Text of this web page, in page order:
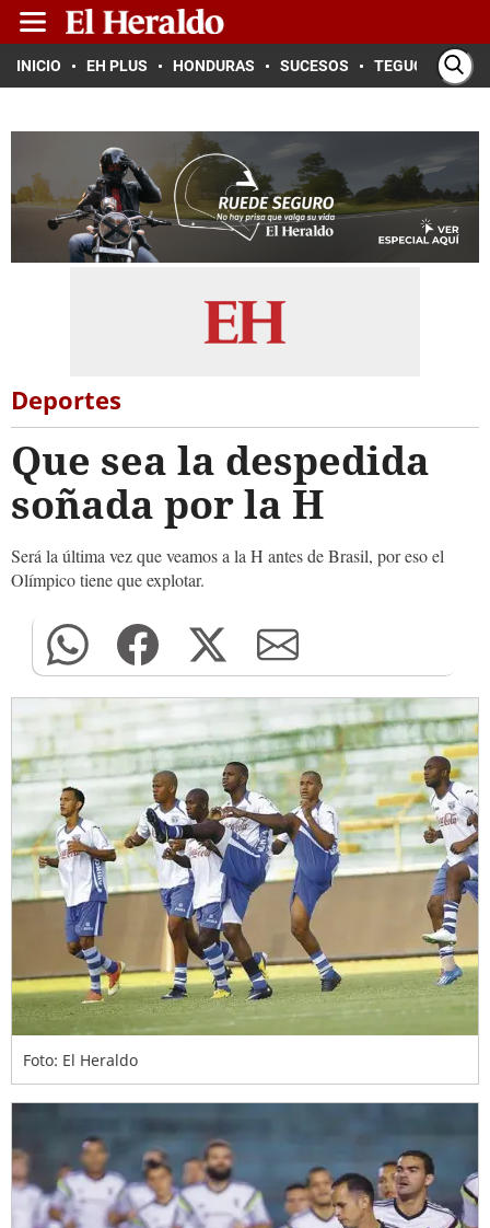
INICIO EH PLUS HONDURAS SUCESOS TEGUCIGALPA
Deportes
Que sea la despedida
soñada por la H
Será la última vez que veamos a la H antes de Brasil, por eso el
Olímpico tiene que explotar.
Foto: El Heraldo